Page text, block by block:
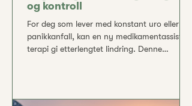
og kontroll
For deg som lever med konstant uro eller
panikkanfall, kan en ny medikamentassistert
terapi gi etterlengtet lindring. Denne
allerede tidlig i forløpet. Behandlingen gis av